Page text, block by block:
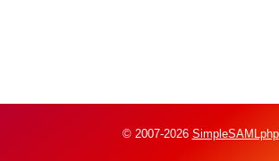
© 2007-2026 SimpleSAMLphp